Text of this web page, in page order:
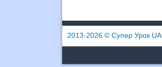
2013-2026© Супер Урок UA